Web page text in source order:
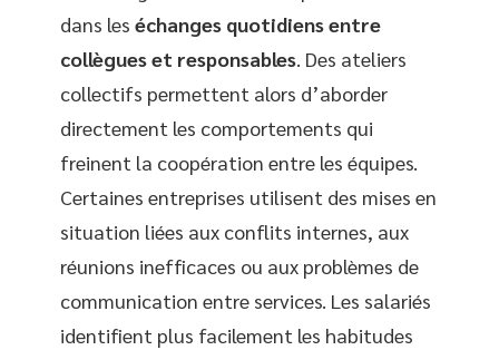
dans les échanges quotidiens entre
collègues et responsables . Des ateliers
collectifs permettent alors d’aborder
directement les comportements qui
freinent la coopération entre les équipes.
Certaines entreprises utilisent des mises en
situation liées aux conflits internes, aux
réunions inefficaces ou aux problèmes de
communication entre services. Les salariés
identifient plus facilement les habitudes